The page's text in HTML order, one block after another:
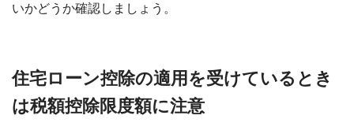
いかどうか確認しましょう。
住宅ローン控除の適用を受けているとき
は税額控除限度額に注意